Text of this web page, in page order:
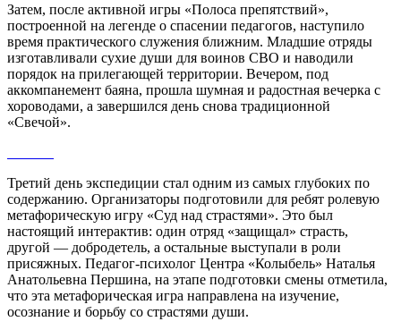
Затем, после активной игры «Полоса препятствий»,
построенной на легенде о спасении педагогов, наступило
время практического служения ближним. Младшие отряды
изготавливали сухие души для воинов СВО и наводили
порядок на прилегающей территории. Вечером, под
аккомпанемент баяна, прошла шумная и радостная вечерка с
хороводами, а завершился день снова традиционной
«Свечой».
Третий день экспедиции стал одним из самых глубоких по
содержанию. Организаторы подготовили для ребят ролевую
метафорическую игру «Суд над страстями». Это был
настоящий интерактив: один отряд «защищал» страсть,
другой — добродетель, а остальные выступали в роли
присяжных. Педагог-психолог Центра «Колыбель» Наталья
Анатольевна Першина, на этапе подготовки смены отметила,
что эта метафорическая игра направлена на изучение,
осознание и борьбу со страстями души.